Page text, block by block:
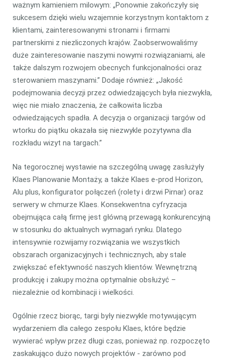
ważnym kamieniem milowym: „Ponownie zakończyły się
sukcesem dzięki wielu wzajemnie korzystnym kontaktom z
klientami, zainteresowanymi stronami i firmami
partnerskimi z niezliczonych krajów. Zaobserwowaliśmy
duże zainteresowanie naszymi nowymi rozwiązaniami, ale
także dalszym rozwojem obecnych funkcjonalności oraz
sterowaniem maszynami.” Dodaje również: „Jakość
podejmowania decyzji przez odwiedzających była niezwykła,
więc nie miało znaczenia, że całkowita liczba
odwiedzających spadła. A decyzja o organizacji targów od
wtorku do piątku okazała się niezwykle pozytywna dla
rozkładu wizyt na targach.”
Na tegorocznej wystawie na szczególną uwagę zasłużyły
Klaes Planowanie Montaży, a także Klaes e-prod Horizon,
Alu plus, konfigurator połączeń (rolety i drzwi Pirnar) oraz
serwery w chmurze Klaes. Konsekwentna cyfryzacja
obejmująca całą firmę jest główną przewagą konkurencyjną
w stosunku do aktualnych wymagań rynku. Dlatego
intensywnie rozwijamy rozwiązania we wszystkich
obszarach organizacyjnych i technicznych, aby stale
zwiększać efektywność naszych klientów. Wewnętrzną
produkcję i zakupy można optymalnie obsłużyć –
niezależnie od kombinacji i wielkości.
Ogólnie rzecz biorąc, targi były niezwykle motywującym
wydarzeniem dla całego zespołu Klaes, które będzie
wywierać wpływ przez długi czas, ponieważ np. rozpoczęto
zaskakująco dużo nowych projektów - zarówno pod